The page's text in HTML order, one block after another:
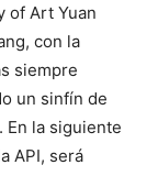
of Art Yuan
con la
siempre
un sinfín de
En la siguiente
API, será